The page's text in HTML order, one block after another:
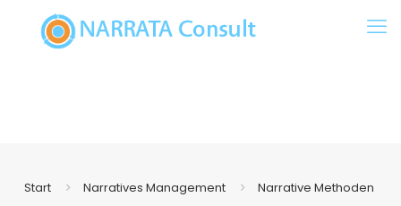
Start Narratives Management Narrative Methoden